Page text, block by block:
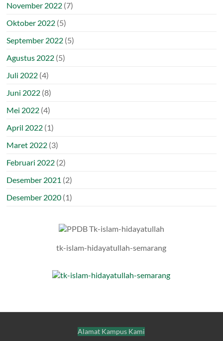
November 2022 (7)
Oktober 2022 (5)
September 2022 (5)
Agustus 2022 (5)
Juli 2022 (4)
Juni 2022 (8)
Mei 2022 (4)
April 2022 (1)
Maret 2022 (3)
Februari 2022 (2)
Desember 2021 (2)
Desember 2020 (1)
tk-islam-hidayatullah-semarang
Alamat Kampus Kami